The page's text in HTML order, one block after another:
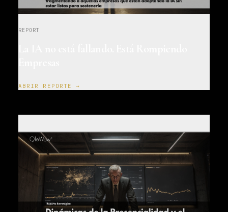
REPORT
ABRIR REPORTE →